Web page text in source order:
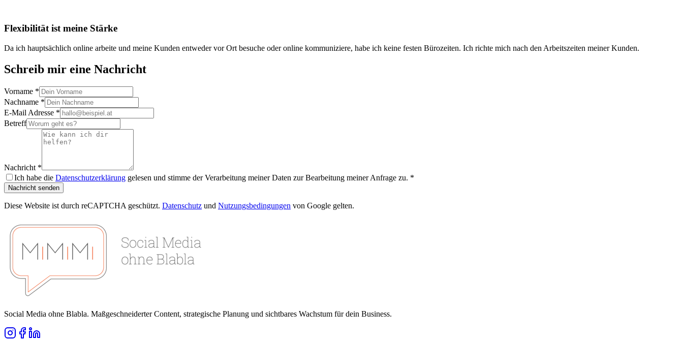
Flexibilität ist meine Stärke
Da ich hauptsächlich online arbeite und meine Kunden entweder vor Ort besuche oder online kommuniziere, habe ich keine festen Bürozeiten. Ich richte mich nach den Arbeitszeiten meiner Kunden.
Schreib mir eine Nachricht
Vorname *
Nachname *
E-Mail Adresse *
Betreff
Nachricht *
Ich habe die Datenschutzerklärung gelesen und stimme der Verarbeitung meiner Daten zur Bearbeitung meiner Anfrage zu. *
Nachricht senden
Diese Website ist durch reCAPTCHA geschützt. Datenschutz und Nutzungsbedingungen von Google gelten.
Social Media ohne Blabla. Maßgeschneiderter Content, strategische Planung und sichtbares Wachstum für dein Business.